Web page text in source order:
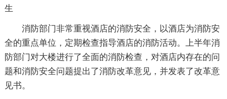
生
消防部门非常重视酒店的消防安全，以酒店为消防安
全的重点单位，定期检查指导酒店的消防活动。上半年消
防部门对大楼进行了全面的消防检查，对酒店内存在的问
题和消防安全问题提出了消防改革意见，并发表了改革意
见书。